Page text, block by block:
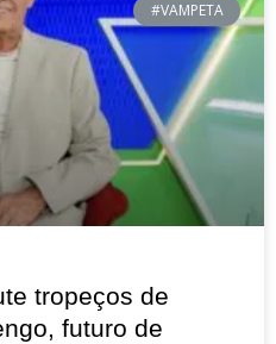
#VAMPETA
tropeços de
futuro de